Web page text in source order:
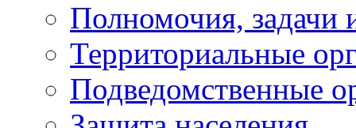
Полномочия, задачи
Территориальные
Подведомственные